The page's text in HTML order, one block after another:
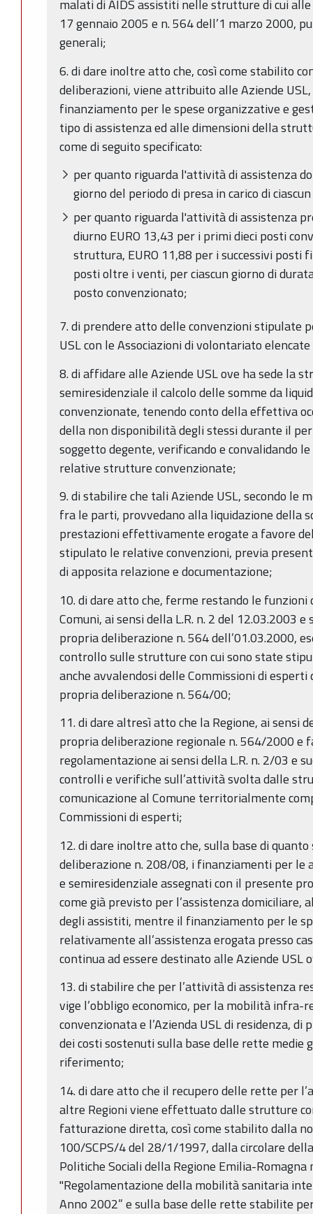
malati di AIDS assistiti nelle strutture di cui
17 gennaio 2005 e n. 564 dell’1 marzo 2000,
generali;
6. di dare inoltre atto che, così come stabilito
deliberazioni, viene attribuito alle Aziende
finanziamento per le spese organizzative e
tipo di assistenza ed alle dimensioni della
come di seguito specificato:
per quanto riguarda l'attività di assistenza
giorno del periodo di presa in carico di
per quanto riguarda l'attività di assistenza
diurno EURO 13,43 per i primi dieci posti
struttura, EURO 11,88 per i successivi posti
posti oltre i venti, per ciascun giorno di
posto convenzionato;
7. di prendere atto delle convenzioni stipulate
USL con le Associazioni di volontariato
8. di affidare alle Aziende USL ove ha sede la
semiresidenziale il calcolo delle somme da
convenzionate, tenendo conto della effettiva
della non disponibilità degli stessi durante il
soggetto degente, verificando e convalidando
relative strutture convenzionate;
9. di stabilire che tali Aziende USL, secondo le
fra le parti, provvedano alla liquidazione della
prestazioni effettivamente erogate a favore
stipulato le relative convenzioni, previa
di apposita relazione e documentazione;
10. di dare atto che, ferme restando le funzioni
Comuni, ai sensi della L.R. n. 2 del 12.03.2003
propria deliberazione n. 564 dell’01.03.2000,
controllo sulle strutture con cui sono state
anche avvalendosi delle Commissioni di
propria deliberazione n. 564/00;
11. di dare altresì atto che la Regione, ai sensi
propria deliberazione regionale n. 564/2000 e
regolamentazione ai sensi della L.R. n. 2/03 e
controlli e verifiche sull’attività svolta dalle
comunicazione al Comune territorialmente
Commissioni di esperti;
12. di dare inoltre atto che, sulla base di
deliberazione n. 208/08, i finanziamenti per le
e semiresidenziale assegnati con il presente
come già previsto per l’assistenza domiciliare,
degli assistiti, mentre il finanziamento per le
relativamente all’assistenza erogata presso
continua ad essere destinato alle Aziende
13. di stabilire che per l’attività di assistenza
vige l’obbligo economico, per la mobilità
convenzionata e l’Azienda USL di residenza,
dei costi sostenuti sulla base delle rette medie
riferimento;
14. di dare atto che il recupero delle rette per
altre Regioni viene effettuato dalle strutture
fatturazione diretta, così come stabilito dalla
100/SCPS/4 del 28/1/1997, dalla circolare
Politiche Sociali della Regione Emilia-
"Regolamentazione della mobilità sanitaria
Anno 2002” e sulla base delle rette stabilite